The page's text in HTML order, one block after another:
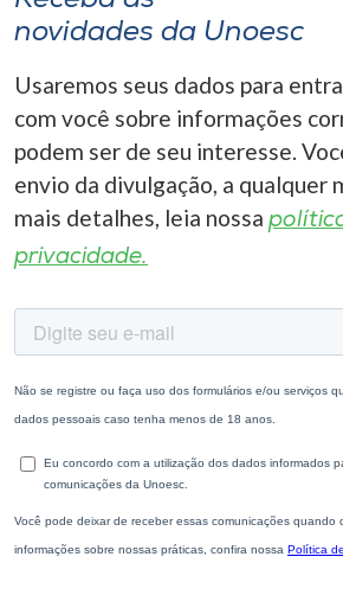
novidades da Unoesc
Usaremos seus dados para
com você sobre informações
podem ser de seu interesse.
envio da divulgação, a qualquer
mais detalhes, leia nossa
privacidade.